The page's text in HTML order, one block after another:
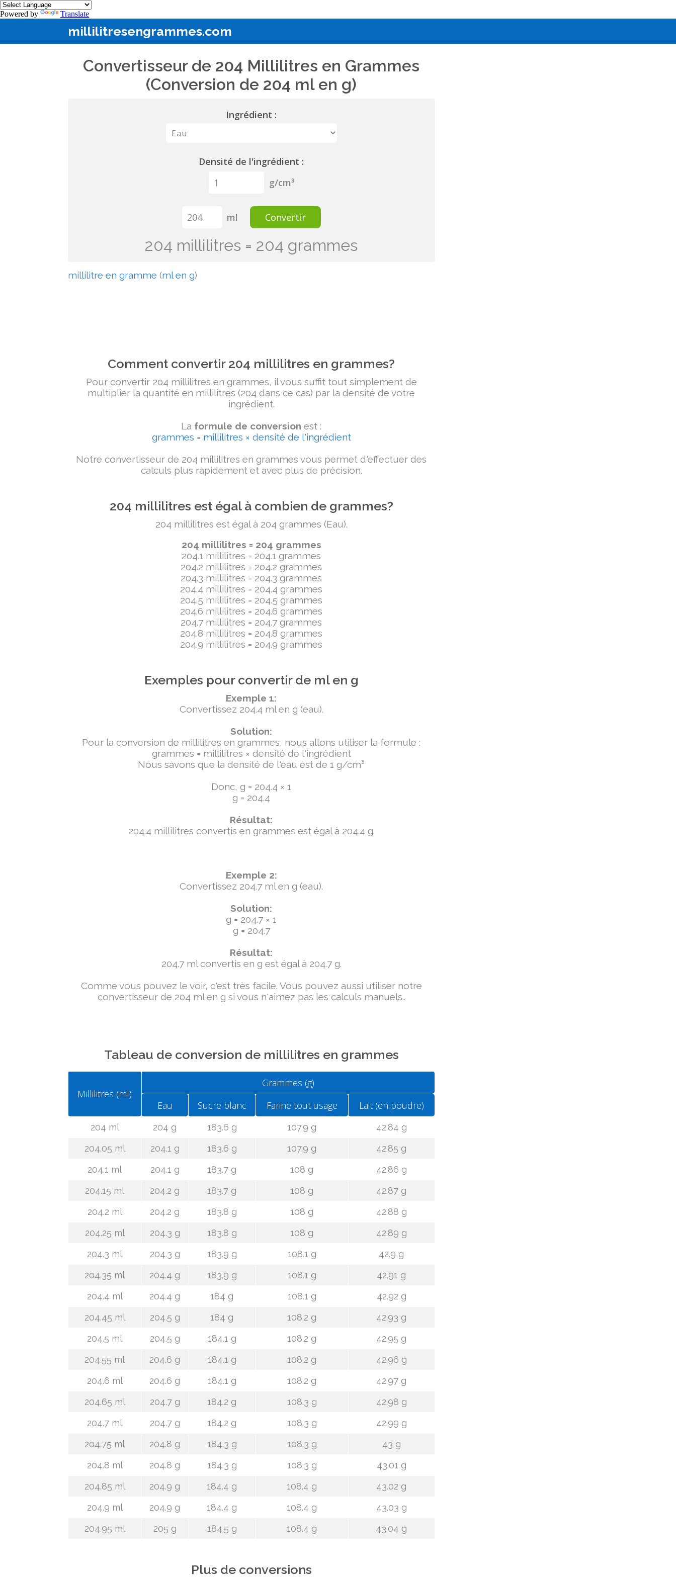
Powered by Translate
millilitresengrammes.com
Convertisseur de 204 Millilitres en Grammes
(Conversion de 204 ml en g)
Ingrédient :
Densité de l'ingrédient :
g/cm³
ml Convertir
204 millilitres = 204 grammes
millilitre en gramme (ml en g)
Comment convertir 204 millilitres en grammes?
Pour convertir 204 millilitres en grammes, il vous suffit tout simplement de
multiplier la quantité en millilitres (204 dans ce cas) par la densité de votre
ingrédient.
La formule de conversion est :
grammes = millilitres × densité de l'ingrédient
Notre convertisseur de 204 millilitres en grammes vous permet d'effectuer des
calculs plus rapidement et avec plus de précision.
204 millilitres est égal à combien de grammes?
204 millilitres est égal à 204 grammes (Eau).
204 millilitres = 204 grammes
204.1 millilitres = 204.1 grammes
204.2 millilitres = 204.2 grammes
204.3 millilitres = 204.3 grammes
204.4 millilitres = 204.4 grammes
204.5 millilitres = 204.5 grammes
204.6 millilitres = 204.6 grammes
204.7 millilitres = 204.7 grammes
204.8 millilitres = 204.8 grammes
204.9 millilitres = 204.9 grammes
Exemples pour convertir de ml en g
Exemple 1:
Convertissez 204.4 ml en g (eau).
Solution:
Pour la conversion de millilitres en grammes, nous allons utiliser la formule :
grammes = millilitres × densité de l'ingrédient
Nous savons que la densité de l'eau est de 1 g/cm³
Donc, g = 204.4 × 1
g = 204.4
Résultat:
204.4 millilitres convertis en grammes est égal à 204.4 g.
Exemple 2:
Convertissez 204.7 ml en g (eau).
Solution:
g = 204.7 × 1
g = 204.7
Résultat:
204.7 ml convertis en g est égal à 204.7 g.
Comme vous pouvez le voir, c'est très facile. Vous pouvez aussi utiliser notre
convertisseur de 204 ml en g si vous n'aimez pas les calculs manuels..
Tableau de conversion de millilitres en grammes
Millilitres (ml)
Grammes (g)
Eau
Sucre blanc Farine tout usage Lait (en poudre)
204 ml 204 g 183.6 g 107.9 g
42.84 g
204.05 ml
204.1 g 183.6 g 107.9 g
42.85 g
204.1 ml
204.1 g 183.7 g 108 g
42.86 g
204.15 ml
204.2 g 183.7 g 108 g
42.87 g
204.2 ml
204.2 g 183.8 g 108 g
42.88 g
204.25 ml
204.3 g 183.8 g 108 g
42.89 g
204.3 ml
204.3 g 183.9 g 108.1 g
42.9 g
204.35 ml
204.4 g 183.9 g 108.1 g
42.91 g
204.4 ml
204.4 g 184 g 108.1 g
42.92 g
204.45 ml
204.5 g 184 g 108.2 g
42.93 g
204.5 ml
204.5 g 184.1 g 108.2 g
42.95 g
204.55 ml
204.6 g 184.1 g 108.2 g
42.96 g
204.6 ml
204.6 g 184.1 g 108.2 g
42.97 g
204.65 ml
204.7 g 184.2 g 108.3 g
42.98 g
204.7 ml
204.7 g 184.2 g 108.3 g
42.99 g
204.75 ml
204.8 g 184.3 g 108.3 g
43 g
204.8 ml
204.8 g 184.3 g 108.3 g
43.01 g
204.85 ml
204.9 g 184.4 g 108.4 g
43.02 g
204.9 ml
204.9 g 184.4 g 108.4 g
43.03 g
204.95 ml
205 g 184.5 g 108.4 g 43.04 g
Plus de conversions